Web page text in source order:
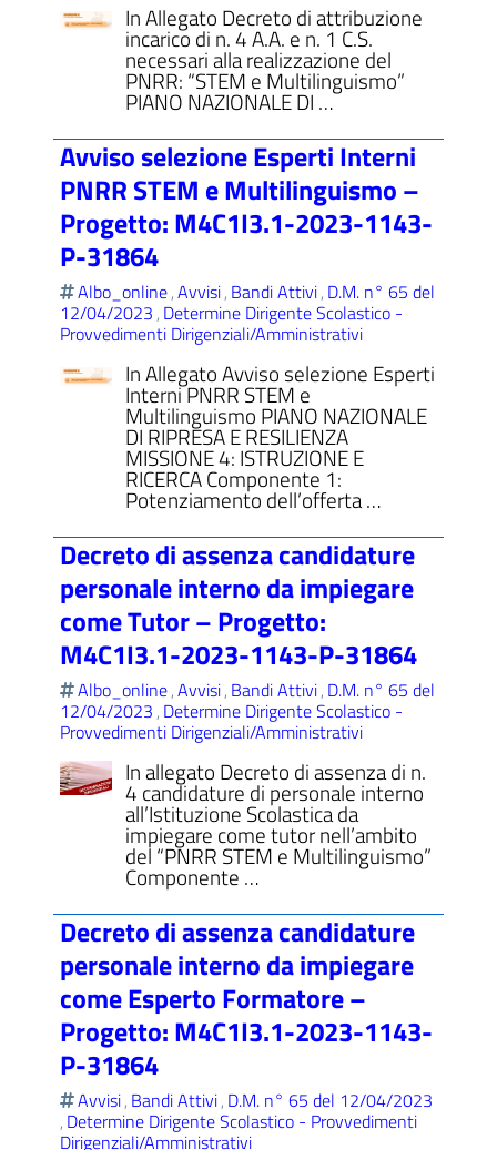
In Allegato Decreto di attribuzione
incarico di n. 4 A.A. e n. 1 C.S.
necessari alla realizzazione del
PNRR: “STEM e Multilinguismo”
PIANO NAZIONALE DI …
Avviso selezione Esperti Interni
PNRR STEM e Multilinguismo –
Progetto: M4C1I3.1-2023-1143-
P-31864
Albo_online,Avvisi, Bandi Attivi, D.M. n° 65 del
12/04/2023, Determine Dirigente Scolastico -
Provvedimenti Dirigenziali/Amministrativi
In Allegato Avviso selezione Esperti
Interni PNRR STEM e
Multilinguismo PIANO NAZIONALE
DI RIPRESA E RESILIENZA
MISSIONE 4: ISTRUZIONE E
RICERCA Componente 1:
Potenziamento dell’offerta …
Decreto di assenza candidature
personale interno da impiegare
come Tutor – Progetto:
M4C1I3.1-2023-1143-P-31864
Albo_online,Avvisi, Bandi Attivi, D.M. n° 65 del
12/04/2023, Determine Dirigente Scolastico -
Provvedimenti Dirigenziali/Amministrativi
In allegato Decreto di assenza di n.
4 candidature di personale interno
all’Istituzione Scolastica da
impiegare come tutor nell’ambito
del “PNRR STEM e Multilinguismo”
Componente …
Decreto di assenza candidature
personale interno da impiegare
come Esperto Formatore –
Progetto: M4C1I3.1-2023-1143-
P-31864
Avvisi, Bandi Attivi, D.M. n° 65 del 12/04/2023
, Determine Dirigente Scolastico - Provvedimenti
Dirigenziali/Amministrativi